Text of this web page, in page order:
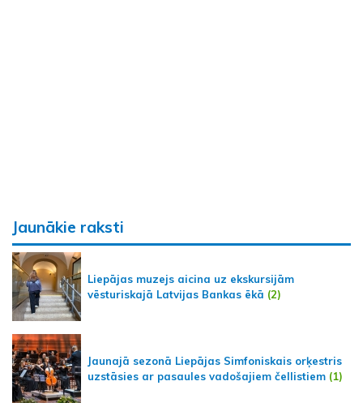
Jaunākie raksti
Liepājas muzejs aicina uz ekskursijām
vēsturiskajā Latvijas Bankas ēkā (2)
Jaunajā sezonā Liepājas Simfoniskais orķestris
uzstāsies ar pasaules vadošajiem čellistiem (1)